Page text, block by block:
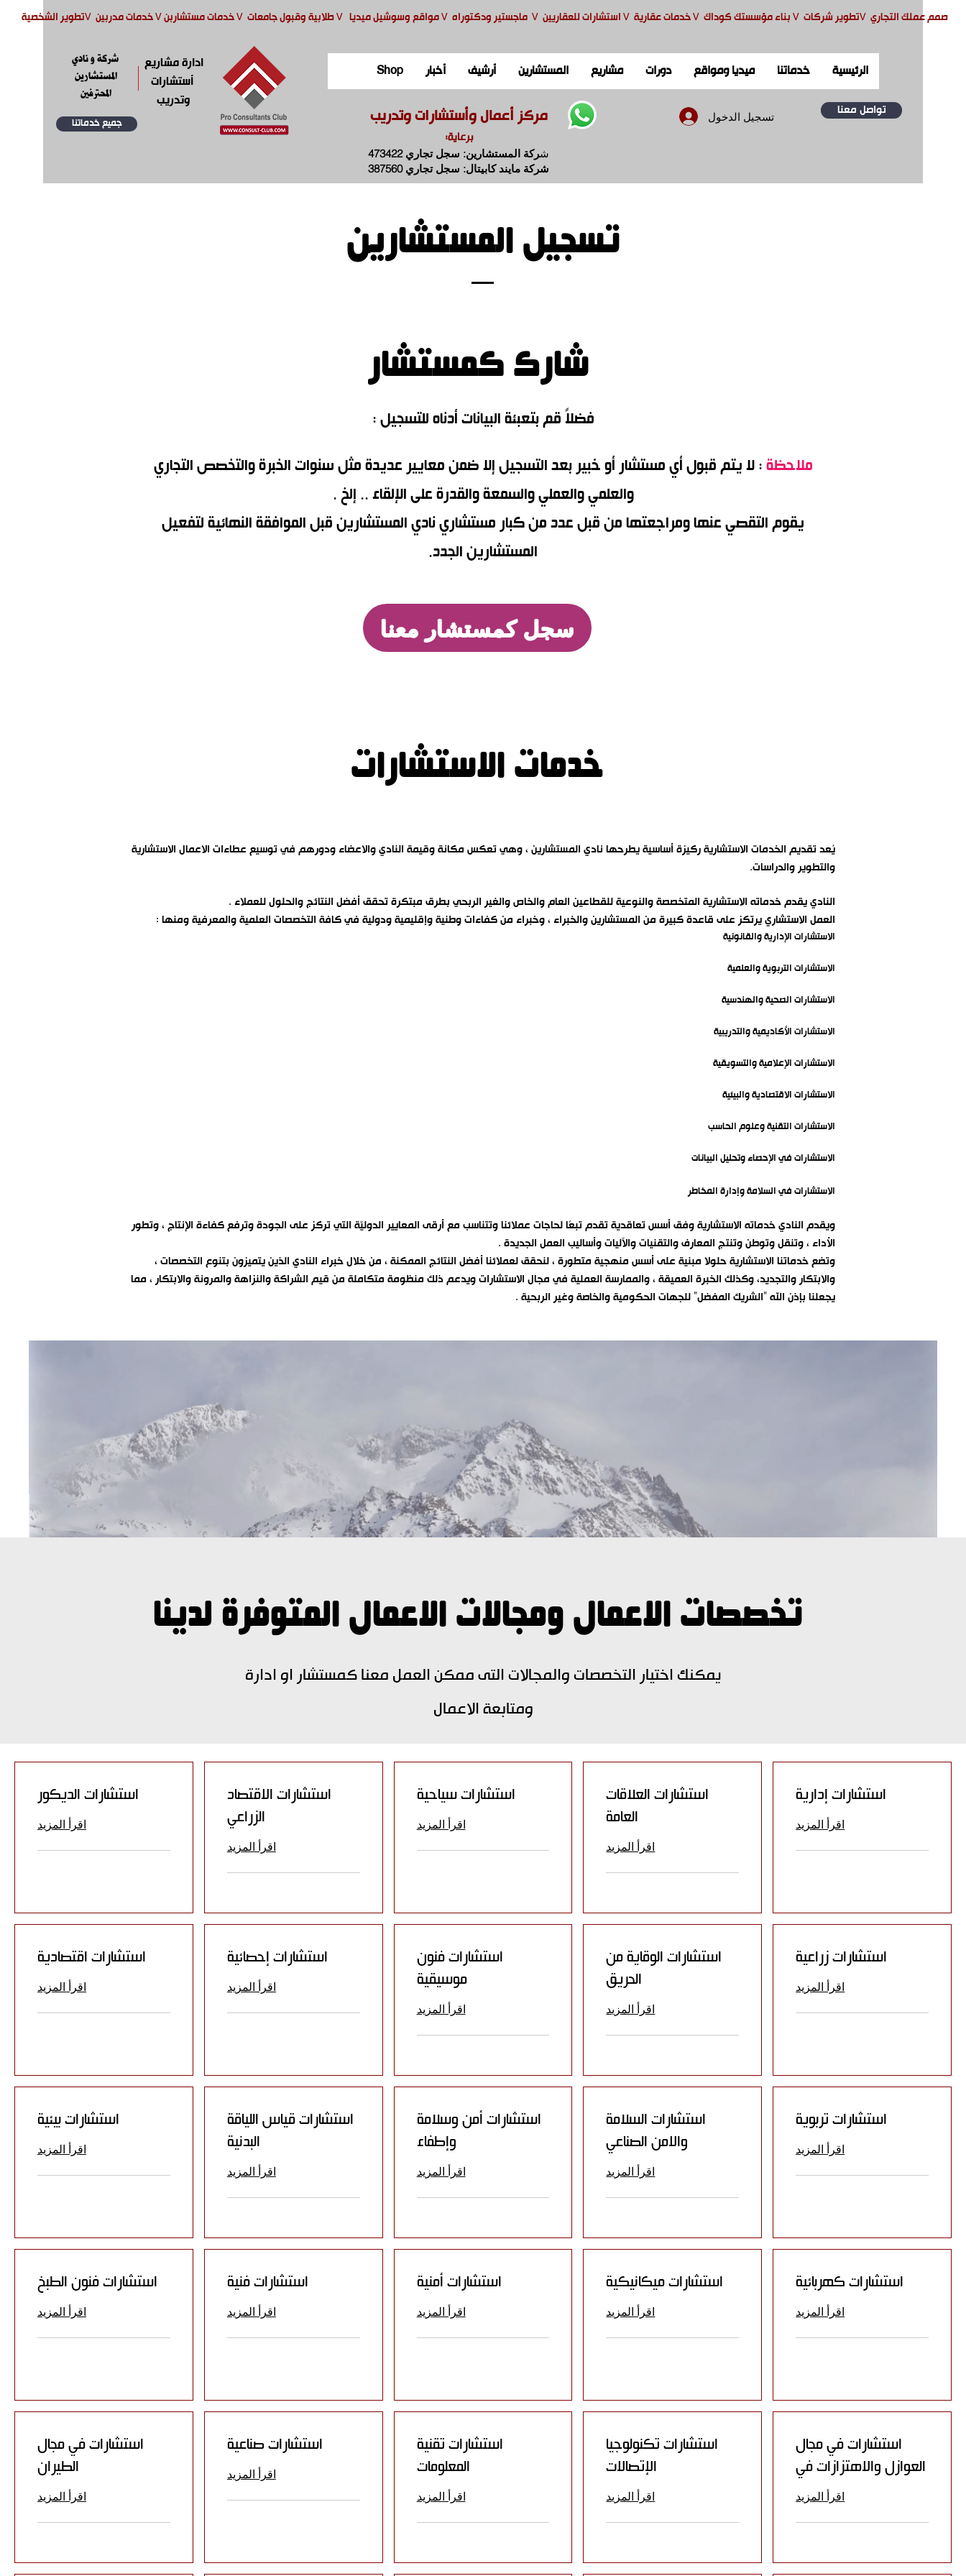
صمم عملك التجاري تطوير شركات بناء مؤسستك كوداك خدمات عقارية استشارات للعقاريين ماجستير ودكتوراه مواقع وسوشيل ميديا طلابية وقبول جامعات خدمات مستشاربن خدمات مدربين تطوير الشخصية
شركة و نادي
المستشارين
المحترفين
ادارة مشاريع
وتدريب
جميع خدماتنا
Shop أخبار أرشيف المستشارين مشاريع دورات ميديا ومواقع خدماتنا الرئيسية
مركز أعمال وأستشارات وتدريب
برعاية:
شركة المستشارين: سجل تجاري 473422
شركة مايند كابيتال: سجل تجاري 387560
تسجيل الدخول تواصل معنا
تسجيل المستشارين
فضلاً قم بتعبئة البيانات أدناه للتسجيل :
ملاحظة: لا يتم قبول أي مستشار أو خبير بعد التسجيل إلا ضمن معايير عديدة مثل سنوات الخبرة والتخصص التجاري
والعلمي والعملي والسمعة والقدرة على الإلقاء .. إلخ .
يقوم التقصي عنها ومراجعتها من قبل عدد من كبار مستشاري نادي المستشارين قبل الموافقة النهائية لتفعيل
المستشارين الجدد.
سجل كمستشار معنا
خدمات الاستشارات
يُعد تقديم الخدمات الاستشارية ركيزة أساسية يطرحها نادي المستشارين ، وهي تعكس مكانة وقيمة النادي والاعضاء ودورهم في توسيع عطاءات الاعمال الاستشارية
والتطوير والدراسات.
النادي يقدم خدماته الاستشارية المتخصصة والنوعية للقطاعين العام والخاص والغير الربحي بطرق مبتكرة تحقق أفضل النتائج والحلول للعملاء .
العمل الاستشاري يرتكز على قاعدة كبيرة من المستشارين والخبراء ، وخبراء من كفاءات وطنية وإقليمية ودولية في كافة التخصصات العلمية والمعرفية ومنها :
الاستشارات الإدارية والقانونية
الاستشارات التربوية والعلمية
الاستشارات الصحية والهندسية
الاستشارات الأكاديمية والتدريبية
الاستشارات الإعلامية والتسويقية
الاستشارات الاقتصادية والبيئية
الاستشارات التقنية وعلوم الحاسب
الاستشارات في الإحصاء وتحليل البيانات
الاستشارات في السلامة وإدارة المخاطر
ويقدم النادي خدماته الاستشارية وفق أسس تعاقدية تقدم تبعًا لحاجات عملائنا وتتناسب مع أرقى المعايير الدوليّة التي تركز على الجودة وترفع كفاءة الإنتاج ، وتطور
الأداء ، وتنقل وتوطن وتنتج المعارف والتقنيات والآليات وأساليب العمل الجديدة .
وتضع خدماتنا الاستشارية حلولا مبنية على أسس منهجية متطورة ، لنحقق لعملائنا أفضل النتائج الممكنة ، من خلال خبراء النادي الذين يتميزون بتنوع التخصصات ،
والابتكار والتجديد، وكذلك الخبرة العميقة ، والممارسة العملية في مجال الاستشارات ويدعم ذلك منظومة متكاملة من قيم الشراكة والنزاهة والمرونة والابتكار ، مما
يجعلنا بإذن الله “الشريك المفضل” للجهات الحكومية والخاصة وغير الربحية .
تخصصات الاعمال ومجالات الاعمال المتوفرة لدينا
يمكنك اختيار التخصصات والمجالات التى ممكن العمل معنا كمستشار او ادارة
ومتابعة الاعمال
استشارات إدارية
اقرأ المزيد
استشارات العلاقات
العامة
اقرأ المزيد
استشارات سياحية
اقرأ المزيد
استشارات الاقتصاد
الزراعي
اقرأ المزيد
استشارات الديكور
اقرأ المزيد
استشارات زراعية
اقرأ المزيد
استشارات الوقاية من
الحريق
اقرأ المزيد
استشارات فنون
موسيقية
اقرأ المزيد
استشارات إحصائية
اقرأ المزيد
استشارات اقتصادية
اقرأ المزيد
استشارات تربوية
اقرأ المزيد
استشارات السلامة
والامن الصناعي
اقرأ المزيد
استشارات أمن وسلامة
وإطفاء
اقرأ المزيد
استشارات قياس اللياقة
البدنية
اقرأ المزيد
استشارات بيئية
اقرأ المزيد
استشارات كهربائية
اقرأ المزيد
استشارات ميكانيكية
اقرأ المزيد
استشارات أمنية
اقرأ المزيد
استشارات فنية
اقرأ المزيد
استشارات فنون الطبخ
اقرأ المزيد
استشارات في مجال
العوازل والاهتزازات في
اقرأ المزيد
استشارات تكنولوجيا
الإتصالات
اقرأ المزيد
استشارات تقنية
المعلومات
اقرأ المزيد
استشارات صناعية
اقرأ المزيد
استشارات في مجال
الطيران
اقرأ المزيد